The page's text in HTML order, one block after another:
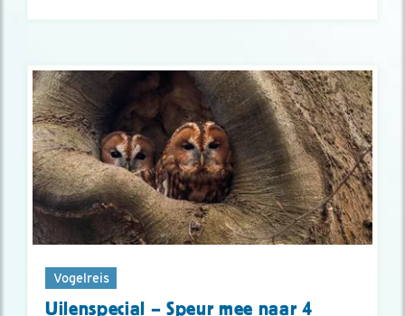
Vogelreis
Uilenspecial – Speur mee naar 4